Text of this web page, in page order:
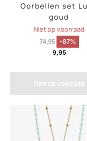
Oorbellen set
goud
Niet op voorraad
74,95
-87%
9,95
Niet op voorraad